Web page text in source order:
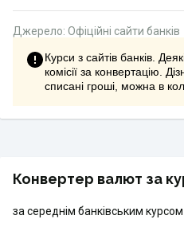
Джерело: Офіційні сайти банків
Курси з сайтів банків.
комісії за конвертацію.
списані гроші, можна в
Конвертер валют за
за середнім банківським курсом